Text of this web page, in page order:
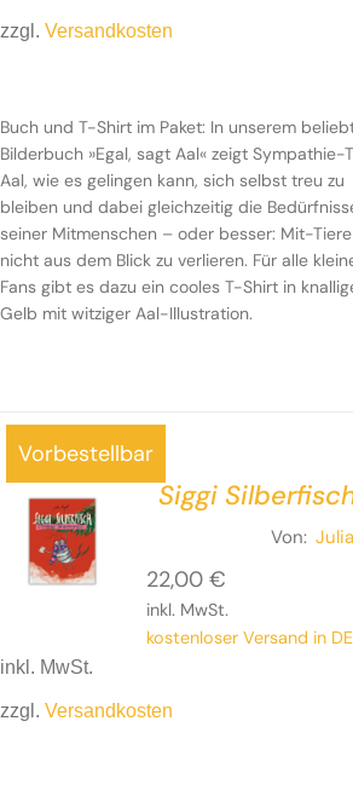
zzgl. Versandkosten
Buch und T-Shirt im Paket: In unserem
Bilderbuch »Egal, sagt Aal« zeigt Sympathie-
Aal, wie es gelingen kann, sich selbst treu zu
bleiben und dabei gleichzeitig die
seiner Mitmenschen – oder besser: Mit-
nicht aus dem Blick zu verlieren. Für alle
Fans gibt es dazu ein cooles T-Shirt in
Gelb mit witziger Aal-Illustration.
Vorbestellbar
Siggi
Weihnachten
Von:
22,00 €
inkl. MwSt.
kostenloser Versand in DE
inkl. MwSt.
zzgl. Versandkosten